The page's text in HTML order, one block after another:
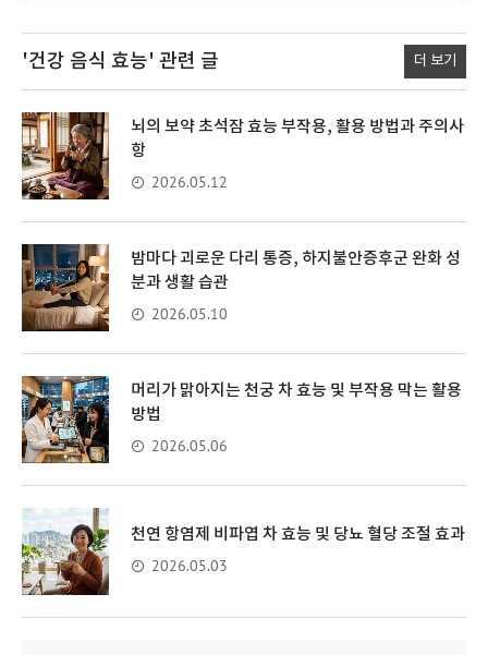
'건강 음식 효능' 관련 글 더 보기
뇌의 보약 초석잠 효능 부작용, 활용 방법과 주의사
항
2026.05.12
밤마다 괴로운 다리 통증, 하지불안증후군 완화 성
분과 생활 습관
2026.05.10
머리가 맑아지는 천궁 차 효능 및 부작용 막는 활용
방법
2026.05.06
천연 항염제 비파엽 차 효능 및 당뇨 혈당 조절 효과
2026.05.03